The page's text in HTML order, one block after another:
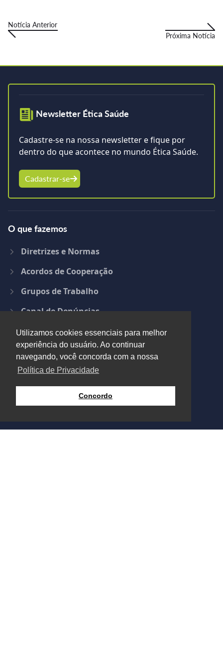
Utilizamos cookies essenciais para melhor
experiência do usuário. Ao continuar
navegando, você concorda com a nossa
Política de Privacidade
Concordo
Notícia Anterior
Próxima Notícia
Newsletter Ética Saúde
Cadastre-se na nossa newsletter e fique por
dentro do que acontece no mundo Ética Saúde.
Cadastrar-se
O que fazemos
Diretrizes e Normas
Acordos de Cooperação
Grupos de Trabalho
Canal de Denúncias
Radar Ética Saúde
Núcleo Técnico de Ética e Integridade
Campanha Ética não é Moda, Ética é Saúde
Marco de Consenso Brasileiro